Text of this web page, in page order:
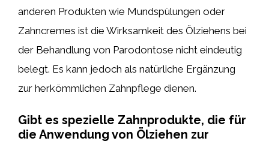
anderen Produkten wie Mundspülungen oder
Zahncremes ist die Wirksamkeit des Ölziehens bei
der Behandlung von Parodontose nicht eindeutig
belegt. Es kann jedoch als natürliche Ergänzung
zur herkömmlichen Zahnpflege dienen.
Gibt es spezielle Zahnprodukte, die für
die Anwendung von Ölziehen zur